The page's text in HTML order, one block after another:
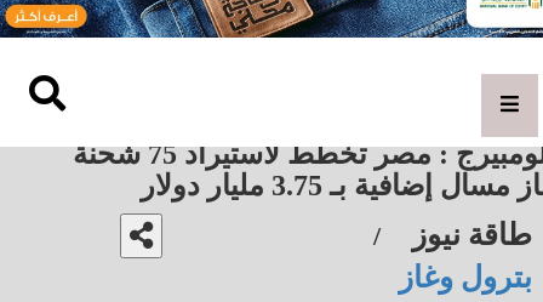
بلومبيرج : مصر تخطط لاستيراد 75 شحنة
مسال إضافية بـ 3.75 مليار دولار
طاقة نيوز /
بترول وغاز